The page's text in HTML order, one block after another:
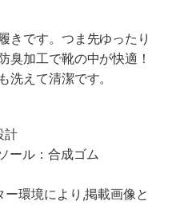
きです。つま先ゆったり
臭加工で靴の中が快適！
洗えて清潔です。
計
ール：合成ゴム
環境により,掲載画像と